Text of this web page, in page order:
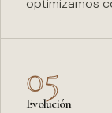
optimizamos
05
Evolución